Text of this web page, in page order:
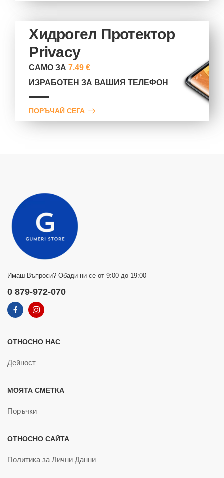
Хидрогел Протектор
Privacy
САМО ЗА7.49 €
ИЗРАБОТЕН ЗА ВАШИЯ ТЕЛЕФОН
ПОРЪЧАЙ СЕГА
Имаш Въпроси? Обади ни се от 9:00 до 19:00
0 879-972-070
ОТНОСНО НАС
Дейност
МОЯТА СМЕТКА
Поръчки
ОТНОСНО САЙТА
Политика за Лични Данни